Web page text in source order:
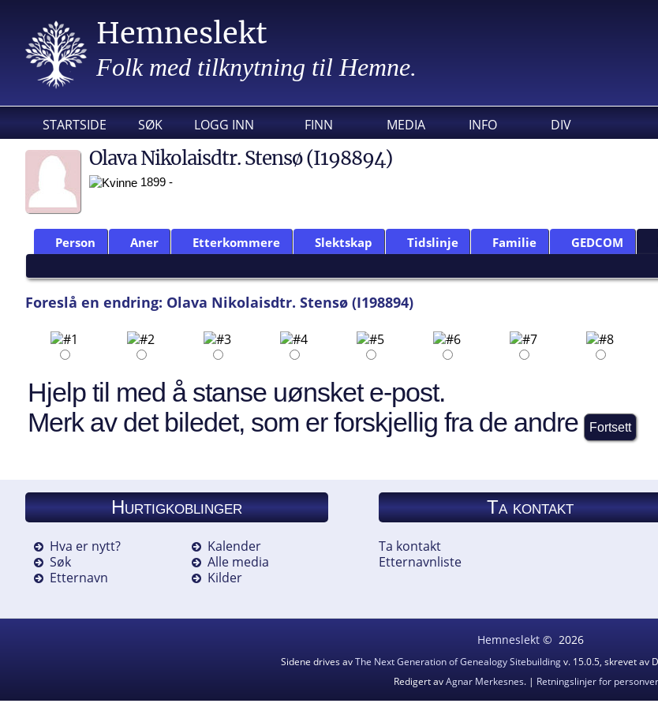
Hemneslekt
Folk med tilknytning til Hemne.
STARTSIDE SØK LOGG INN FINN MEDIA INFO DIV
Olava Nikolaisdtr. Stensø (I198894)
1899 -
Person Aner Etterkommere Slektskap Tidslinje Familie GEDCOM
Foreslå en endring: Olava Nikolaisdtr. Stensø (I198894)
Hjelp til med å stanse uønsket e-post.
Merk av det biledet, som er forskjellig fra de andre
Hurtigkoblinger
Hva er nytt?
Søk
Etternavn
Kalender
Alle media
Kilder
Ta kontakt
Ta kontakt
Etternavnliste
Hemneslekt© 2026
Sidene drives avThe Next Generation of Genealogy Sitebuildingv. 15.0.5, skrevet av
Redigert avAgnar Merkesnes. | Retningslinjer for